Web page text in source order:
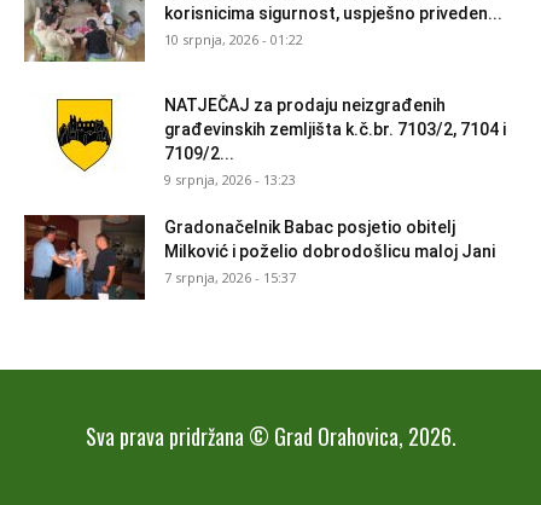
korisnicima sigurnost, uspješno priveden...
10 srpnja, 2026 - 01:22
NATJEČAJ za prodaju neizgrađenih
građevinskih zemljišta k.č.br. 7103/2, 7104 i
7109/2...
9 srpnja, 2026 - 13:23
Gradonačelnik Babac posjetio obitelj
Milković i poželio dobrodošlicu maloj Jani
7 srpnja, 2026 - 15:37
Sva prava pridržana © Grad Orahovica, 2026.